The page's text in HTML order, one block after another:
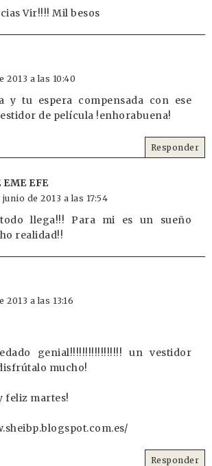
Vir!!!! Mil besos
2013 a las 10:40
y tu espera compensada con ese
de película !enhorabuena!
Responder
EME EFE
junio de 2013 a las 17:54
llega!!! Para mi es un sueño
realidad!!
2013 a las 13:16
genial!!!!!!!!!!!!!!!!! un vestidor
mucho!
feliz martes!
Responder